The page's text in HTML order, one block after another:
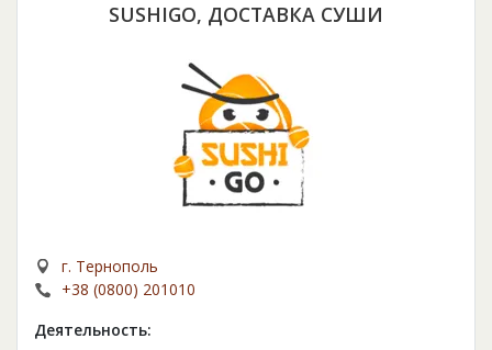
SUSHIGO, ДОСТАВКА СУШИ
г. Тернополь
+38 (0800) 201010
Деятельность: